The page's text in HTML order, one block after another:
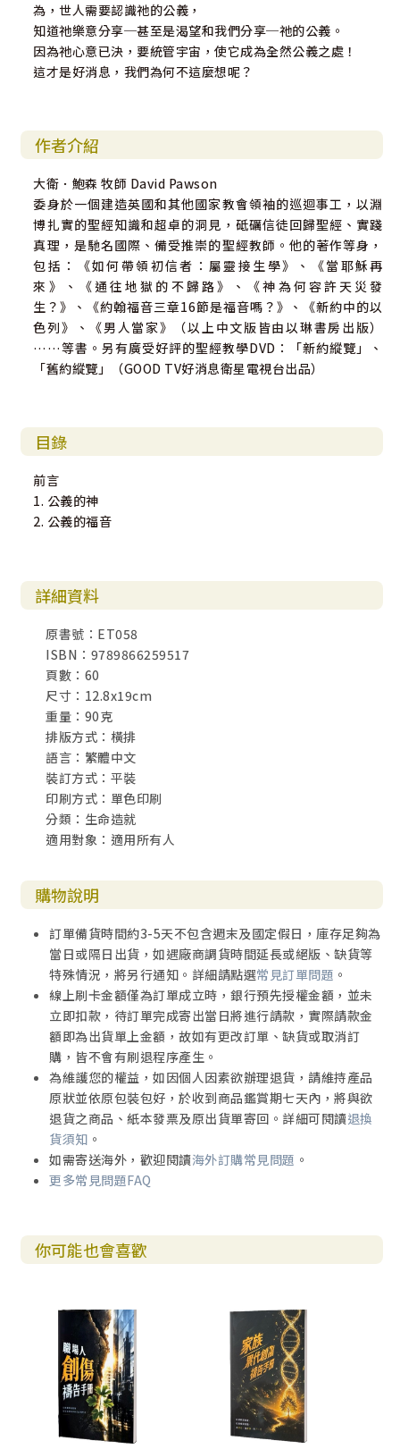
為，世人需要認識祂的公義，
知道祂樂意分享─甚至是渴望和我們分享─祂的公義。
因為祂心意已決，要統管宇宙，使它成為全然公義之處！
這才是好消息，我們為何不這麼想呢？
作者介紹
大衛．鮑森 牧師 David Pawson
委身於一個建造英國和其他國家教會領袖的巡迴事工，以淵
博扎實的聖經知識和超卓的洞見，砥礪信徒回歸聖經、實踐
真理，是馳名國際、備受推崇的聖經教師。他的著作等身，
包括：《如何帶領初信者：屬靈接生學》、《當耶穌再
來》、《通往地獄的不歸路》、《神為何容許天災發
生？》、《約翰福音三章16節是福音嗎？》、《新約中的以
色列》、《男人當家》（以上中文版皆由以琳書房出版）
……等書。另有廣受好評的聖經教學DVD：「新約縱覽」、
「舊約縱覽」（GOOD TV好消息衛星電視台出品）
目錄
前言
1. 公義的神
2. 公義的福音
詳細資料
原書號：ET058
ISBN：9789866259517
頁數：60
尺寸：12.8x19cm
重量：90克
排版方式：橫排
語言：繁體中文
裝訂方式：平裝
印刷方式：單色印刷
分類：生命造就
適用對象：適用所有人
購物說明
訂單備貨時間約3-5天不包含週末及國定假日，庫存足夠為
當日或隔日出貨，如遇廠商調貨時間延長或絕版、缺貨等
特殊情況，將另行通知。詳細請點選常見訂單問題 。
線上刷卡金額僅為訂單成立時，銀行預先授權金額，並未
立即扣款，待訂單完成寄出當日將進行請款，實際請款金
額即為出貨單上金額，故如有更改訂單、缺貨或取消訂
購，皆不會有刷退程序產生。
為維護您的權益，如因個人因素欲辦理退貨，請維持產品
原狀並依原包裝包好，於收到商品鑑賞期七天內，將與欲
退貨之商品、紙本發票及原出貨單寄回。詳細可閱讀退換
貨須知 。
如需寄送海外，歡迎閱讀海外訂購常見問題 。
更多常見問題FAQ
你可能也會喜歡